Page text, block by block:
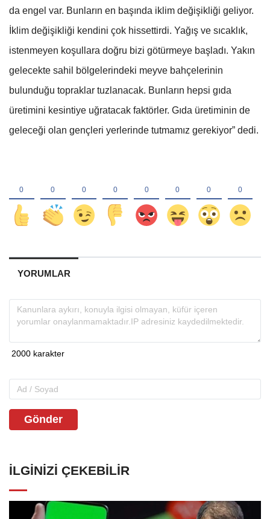
da engel var. Bunların en başında iklim değişikliği geliyor.
İklim değişikliği kendini çok hissettirdi. Yağış ve sıcaklık,
istenmeyen koşullara doğru bizi götürmeye başladı. Yakın
gelecekte sahil bölgelerindeki meyve bahçelerinin
bulunduğu topraklar tuzlanacak. Bunların hepsi gıda
üretimini kesintiye uğratacak faktörler. Gıda üretiminin de
geleceği olan gençleri yerlerinde tutmamız gerekiyor” dedi.
YORUMLAR
Gönder
İLGINIZI ÇEKEBILIR